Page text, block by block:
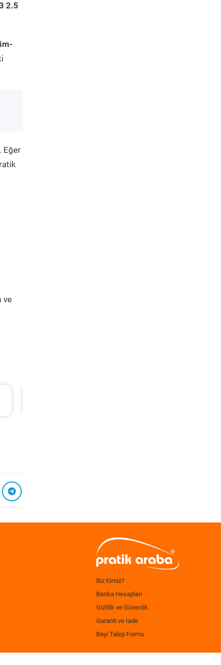
2.5
Eğer
ve
Biz Kimiz?
Banka Hesapları
Gizlilik ve Güvenlik
Garanti ve İade
Bayi Talep Formu